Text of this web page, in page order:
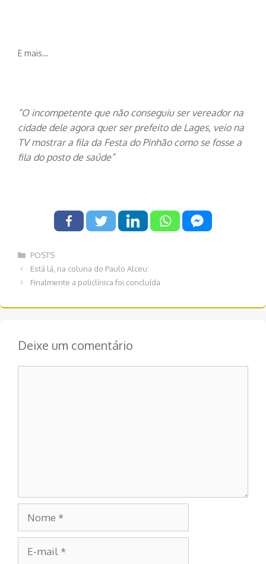
E mais…
“O incompetente que não conseguiu ser vereador na
cidade dele agora quer ser prefeito de Lages, veio na
TV mostrar a fila da Festa do Pinhão como se fosse a
fila do posto de saúde”
Categorias
POSTS
Navegação
de
Está lá, na coluna do Paulo Alceu:
Finalmente a policlínica foi concluída
Deixe um comentário
mail